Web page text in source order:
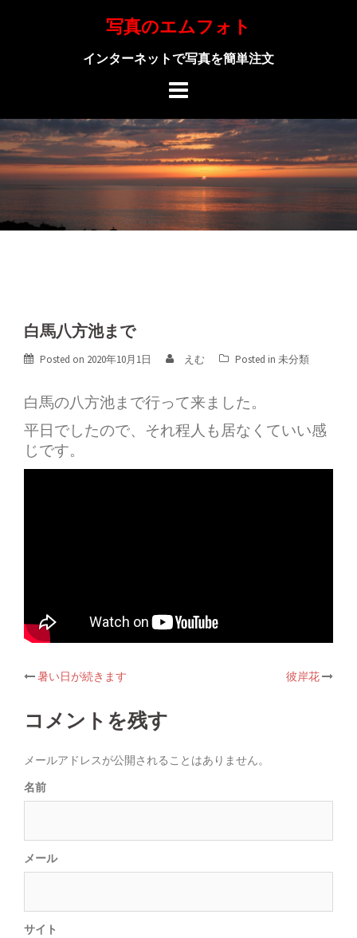
写真のエムフォト
インターネットで写真を簡単注文
白馬八方池まで
Posted on 2020年10月1日 えむ Posted in 未分類
白馬の八方池まで行って来ました。
平日でしたので、それ程人も居なくていい感
じです。
Post
navigation
暑い日が続きます 彼岸花
コメントを残す
メールアドレスが公開されることはありません。
名前
メール
サイト